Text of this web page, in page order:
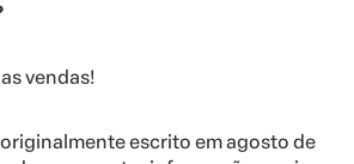
vendas!
escrito em agosto de